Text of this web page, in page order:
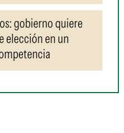
gobierno quiere
elección en un